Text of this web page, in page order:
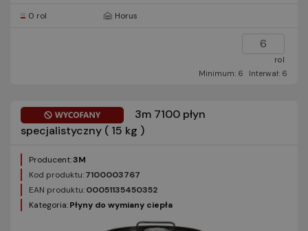
0 rol Horus
rol
Minimum: 6
Interwał: 6
3m 7100 płyn
specjalistyczny ( 15 kg )
Producent:3M
Kod produktu:7100003767
EAN produktu:00051135450352
Kategoria:Płyny do wymiany ciepła